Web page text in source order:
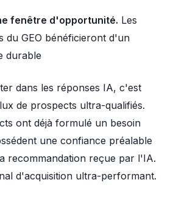
fenêtre d'opportunité. Les
du GEO bénéficieront d'un
durable
dans les réponses IA, c'est
de prospects ultra-qualifiés.
ont déjà formulé un besoin
une confiance préalable
recommandation reçue par l'IA.
d'acquisition ultra-performant.